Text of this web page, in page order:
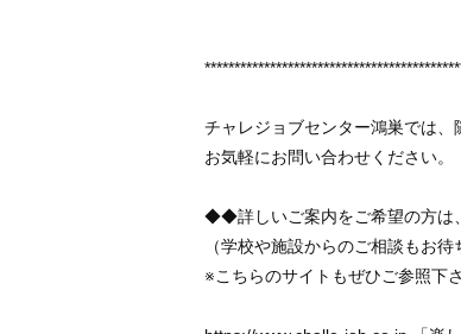
チャレジョブセンター鴻巣では、
お気軽にお問い合わせください。
◆◆詳しいご案内をご希望の方は
（学校や施設からのご相談もお
※こちらのサイトもぜひご参照下さ